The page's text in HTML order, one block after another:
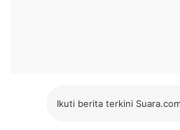
Ikuti berita terkini